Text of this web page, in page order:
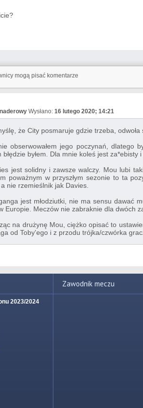
mogą pisać komentarze
Wysłano: 16 lutego 2020; 14:21
że City posmaruje gdzie trzeba,
obserwowałem jego poczynań, dlatego
błędzie byłem. Dla mnie koleś jest za*ebisty
jest solidny i zawsze walczy. Mou lubi
poważnym w przyszłym sezonie to ta
a nie rzemieślnik jak Davies.
jest młodziutki, nie ma sensu dawać
Europie. Meczów nie zabraknie dla dwóch
na drużynę Mou, ciężko opisać to
od Toby'ego i z przodu trójka/czwórka
2023/2024
Zawodnik meczu